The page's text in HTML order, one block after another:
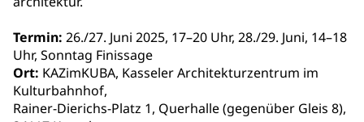
Termin: 26./27. Juni 2025, 17–20 Uhr, 28./29. Juni, 14–18
Uhr, Sonntag Finissage
Ort: KAZimKUBA, Kasseler Architekturzentrum im
Kulturbahnhof,
Rainer-Dierichs-Platz 1, Querhalle (gegenüber Gleis 8),